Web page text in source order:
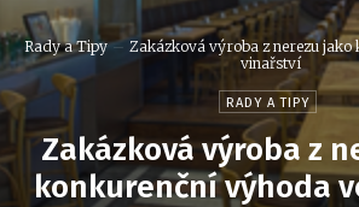
Rady a Tipy
Zakázková výroba z nerezu
vinařství
RADY A TIPY
Zakázková výroba z
konkurenční výhoda